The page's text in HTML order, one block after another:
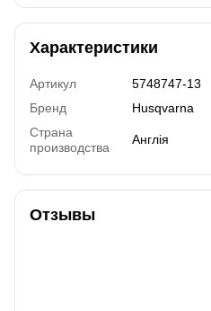
Характеристики
Артикул
5748747-13
Бренд
Husqvarna
Страна
производства
Англія
Отзывы